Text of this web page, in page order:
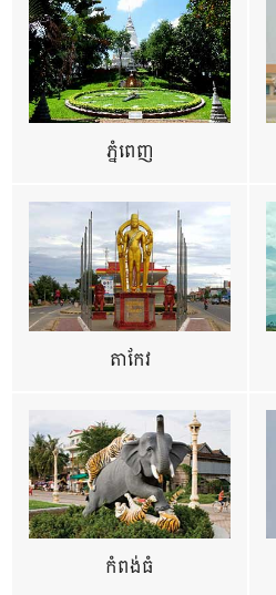
ភ្នំពេញ
តាកែវ
កំពង់ធំ